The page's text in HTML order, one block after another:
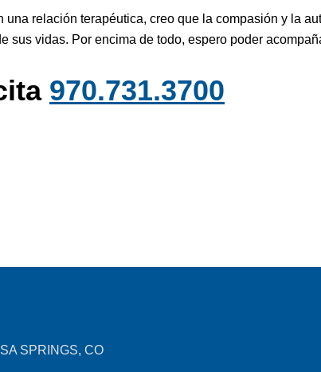
relación terapéutica, creo que la compasión y la
sus vidas. Por encima de todo, espero poder
970.731.3700
SPRINGS, CO